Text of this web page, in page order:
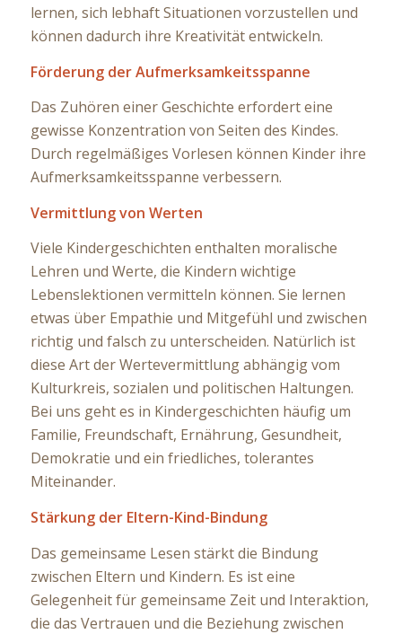
lernen, sich lebhaft Situationen vorzustellen und
können dadurch ihre Kreativität entwickeln.
Förderung der Aufmerksamkeitsspanne
Das Zuhören einer Geschichte erfordert eine
gewisse Konzentration von Seiten des Kindes.
Durch regelmäßiges Vorlesen können Kinder ihre
Aufmerksamkeitsspanne verbessern.
Vermittlung von Werten
Viele Kindergeschichten enthalten moralische
Lehren und Werte, die Kindern wichtige
Lebenslektionen vermitteln können. Sie lernen
etwas über Empathie und Mitgefühl und zwischen
richtig und falsch zu unterscheiden. Natürlich ist
diese Art der Wertevermittlung abhängig vom
Kulturkreis, sozialen und politischen Haltungen.
Bei uns geht es in Kindergeschichten häufig um
Familie, Freundschaft, Ernährung, Gesundheit,
Demokratie und ein friedliches, tolerantes
Miteinander.
Stärkung der Eltern-Kind-Bindung
Das gemeinsame Lesen stärkt die Bindung
zwischen Eltern und Kindern. Es ist eine
Gelegenheit für gemeinsame Zeit und Interaktion,
die das Vertrauen und die Beziehung zwischen